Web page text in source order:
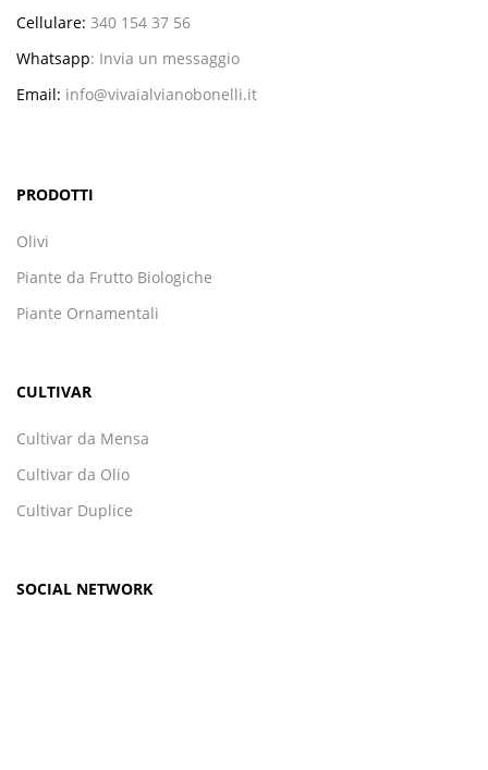
Cellulare: 340 154 37 56
Whatsapp: Invia un messaggio
Email: info@vivaialvianobonelli.it
PRODOTTI
Olivi
Piante da Frutto Biologiche
Piante Ornamentali
CULTIVAR
Cultivar da Mensa
Cultivar da Olio
Cultivar Duplice
SOCIAL NETWORK